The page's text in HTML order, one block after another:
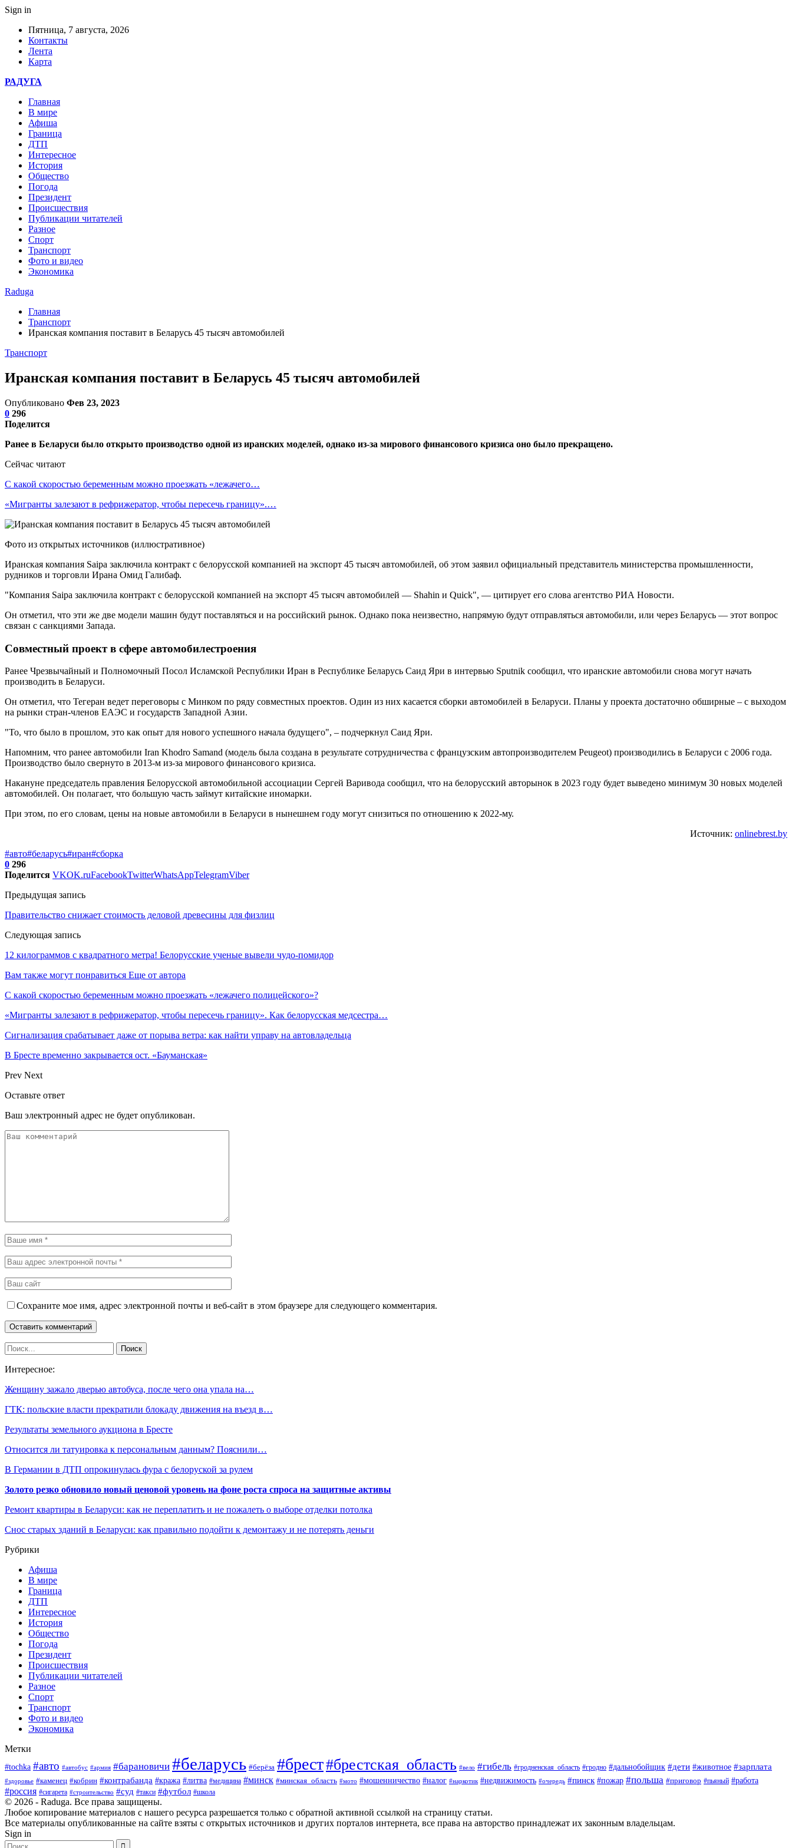
Sign in
Пятница, 7 августа, 2026
Контакты
Лента
Карта
РАДУГА
Главная
В мире
Афиша
Граница
ДТП
Интересное
История
Общество
Погода
Президент
Происшествия
Публикации читателей
Разное
Спорт
Транспорт
Фото и видео
Экономика
Raduga
Главная
Транспорт
Иранская компания поставит в Беларусь 45 тысяч автомобилей
Транспорт
Иранская компания поставит в Беларусь 45 тысяч автомобилей
Опубликовано Фев 23, 2023
0 296
Поделится
Ранее в Беларуси было открыто производство одной из иранских моделей, однако из-за мирового финансового кризиса оно было прекращено.
Сейчас читают
С какой скоростью беременным можно проезжать «лежачего…
«Мигранты залезают в рефрижератор, чтобы пересечь границу».…
Фото из открытых источников (иллюстративное)
Иранская компания Saipa заключила контракт с белорусской компанией на экспорт 45 тысяч автомобилей, об этом заявил официальный представитель министерства промышленности,
рудников и торговли Ирана Омид Галибаф.
"Компания Saipa заключила контракт с белорусской компанией на экспорт 45 тысяч автомобилей — Shahin и Quick", — цитирует его слова агентство РИА Новости.
Он отметил, что эти же две модели машин будут поставляться и на российский рынок. Однако пока неизвестно, напрямую будут отправляться автомобили, или через Беларусь — этот вопрос
связан с санкциями Запада.
Совместный проект в сфере автомобилестроения
Ранее Чрезвычайный и Полномочный Посол Исламской Республики Иран в Республике Беларусь Саид Яри в интервью Sputnik сообщил, что иранские автомобили снова могут начать
производить в Беларуси.
Он отметил, что Тегеран ведет переговоры с Минком по ряду совместных проектов. Один из них касается сборки автомобилей в Беларуси. Планы у проекта достаточно обширные – с выходом
на рынки стран-членов ЕАЭС и государств Западной Азии.
"То, что было в прошлом, это как опыт для нового успешного начала будущего", – подчеркнул Саид Яри.
Напомним, что ранее автомобили Iran Khodro Samand (модель была создана в результате сотрудничества с французским автопроизводителем Peugeot) производились в Беларуси с 2006 года.
Производство было свернуто в 2013-м из-за мирового финансового кризиса.
Накануне председатель правления Белорусской автомобильной ассоциации Сергей Варивода сообщил, что на белорусский авторынок в 2023 году будет выведено минимум 30 новых моделей
автомобилей. Он полагает, что большую часть займут китайские иномарки.
При этом, по его словам, цены на новые автомобили в Беларуси в нынешнем году могут снизиться по отношению к 2022-му.
Источник: onlinebrest.by
#авто#беларусь#иран#сборка
0 296
Поделится VKOK.ruFacebookTwitterWhatsAppTelegramViber
Предыдущая запись
Правительство снижает стоимость деловой древесины для физлиц
Следующая запись
12 килограммов с квадратного метра! Белорусские ученые вывели чудо-помидор
Вам также могут понравиться Еще от автора
С какой скоростью беременным можно проезжать «лежачего полицейского»?
«Мигранты залезают в рефрижератор, чтобы пересечь границу». Как белорусская медсестра…
Сигнализация срабатывает даже от порыва ветра: как найти управу на автовладельца
В Бресте временно закрывается ост. «Бауманская»
Prev Next
Оставьте ответ
Ваш электронный адрес не будет опубликован.
Сохраните мое имя, адрес электронной почты и веб-сайт в этом браузере для следующего комментария.
Интересное:
Женщину зажало дверью автобуса, после чего она упала на…
ГТК: польские власти прекратили блокаду движения на въезд в…
Результаты земельного аукциона в Бресте
Относится ли татуировка к персональным данным? Пояснили…
В Германии в ДТП опрокинулась фура с белоруской за рулем
Золото резко обновило новый ценовой уровень на фоне роста спроса на защитные активы
Ремонт квартиры в Беларуси: как не переплатить и не пожалеть о выборе отделки потолка
Снос старых зданий в Беларуси: как правильно подойти к демонтажу и не потерять деньги
Рубрики
Афиша
В мире
Граница
ДТП
Интересное
История
Общество
Погода
Президент
Происшествия
Публикации читателей
Разное
Спорт
Транспорт
Фото и видео
Экономика
Метки
#tochka #авто #автобус #армия #барановичи #беларусь #берёза #брест#брестская_область #вело #гибель #гродненская_область #гродно #дальнобойщик #дети #животное #зарплата
#здоровье #каменец #кобрин #контрабанда #кража #литва #медицина #минск #минская_область #мото #мошенничество #налог #наркотик #недвижимость #очередь #пинск #пожар #польша #приговор #пьяный #работа
#россия #сигарета #строительство #суд #такси #футбол #школа
© 2026 - Raduga. Все права защищены.
Любое копирование материалов с нашего ресурса разрешается только с обратной активной ссылкой на страницу статьи.
Все материалы опубликованные на сайте взяты с открытых источников и других порталов интернета, все права на авторство принадлежат их законным владельцам.
Sign in